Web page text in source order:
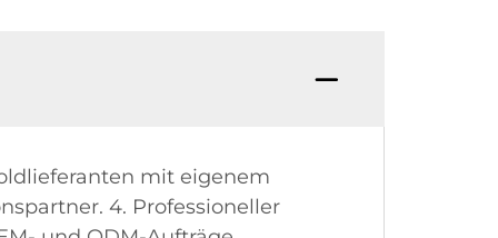
mit eigenem
4. Professioneller